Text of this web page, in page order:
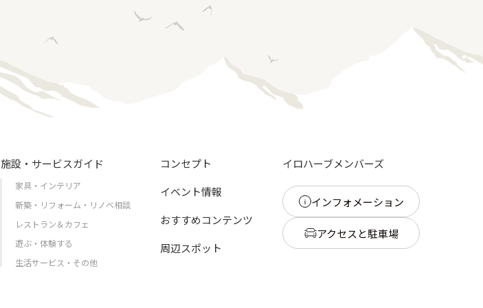
施設・サービスガイド
家具・インテリア
新築・リフォーム・リノベ相談
レストラン＆カフェ
遊ぶ・体験する
生活サービス・その他
コンセプト
イベント情報
おすすめコンテンツ
周辺スポット
イロハーブメンバーズ
インフォメーション
アクセスと駐車場